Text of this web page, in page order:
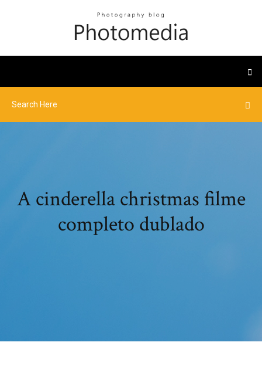
A cinderella christmas filme
completo dublado